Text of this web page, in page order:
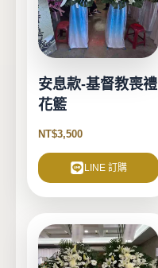
安息款-基督教喪禮
花籃
NT$3,500
LINE 訂購